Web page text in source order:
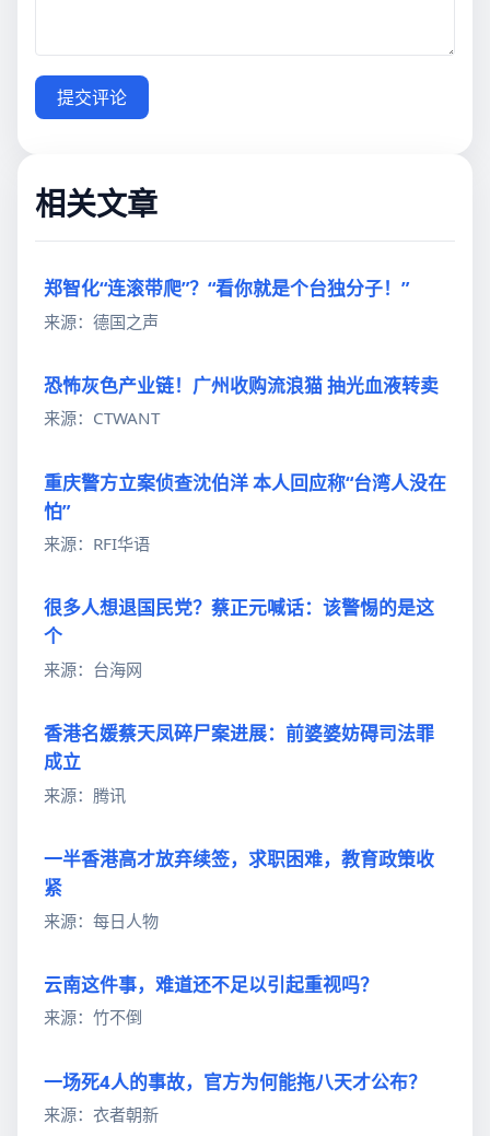
提交评论
相关文章
郑智化“连滚带爬”？“看你就是个台独分子！”
来源：德国之声
恐怖灰色产业链！广州收购流浪猫 抽光血液转卖
来源：CTWANT
重庆警方立案侦查沈伯洋 本人回应称“台湾人没在
怕”
来源：RFI华语
很多人想退国民党？蔡正元喊话：该警惕的是这
个
来源：台海网
香港名媛蔡天凤碎尸案进展：前婆婆妨碍司法罪
成立
来源：腾讯
一半香港高才放弃续签，求职困难，教育政策收
紧
来源：每日人物
云南这件事，难道还不足以引起重视吗？
来源：竹不倒
一场死4人的事故，官方为何能拖八天才公布？
来源：衣者朝新